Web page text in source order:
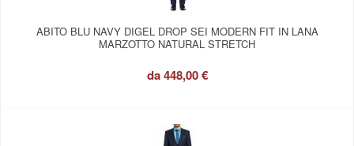
ABITO BLU NAVY DIGEL DROP SEI MODERN FIT IN LANA
MARZOTTO NATURAL STRETCH
da448,00 €